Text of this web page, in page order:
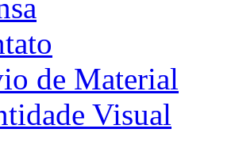
de Material
Visual